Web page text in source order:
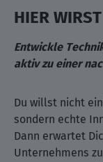
HIER
Entwickle
aktiv zu einer
Du willst nicht
sondern echte
Dann erwartet
Unternehmens